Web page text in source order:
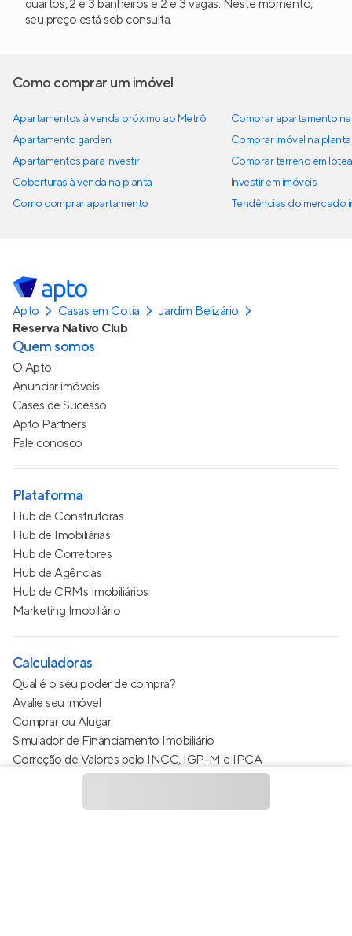
quartos, 2 e 3 banheiros e 2 e 3 vagas. Neste momento,
seu preço está sob consulta.
Como comprar um imóvel
Apartamentos à venda próximo ao Metrô
Apartamento garden
Apartamentos para investir
Coberturas à venda na planta
Como comprar apartamento
Comprar apartamento
Comprar imóvel na planta
Comprar terreno em
Investir em imóveis
Tendências do mercado
Apto Casas em Cotia
Jardim Belizário
Reserva Nativo Club
Quem somos
O Apto
Anunciar imóveis
Cases de Sucesso
Apto Partners
Fale conosco
Plataforma
Hub de Construtoras
Hub de Imobiliárias
Hub de Corretores
Hub de Agências
Hub de CRMs Imobiliários
Marketing Imobiliário
Calculadoras
Qual é o seu poder de compra?
Avalie seu imóvel
Comprar ou Alugar
Simulador de Financiamento Imobiliário
Correção de Valores pelo INCC, IGP-M e IPCA
Estimativa de valor do condomínio